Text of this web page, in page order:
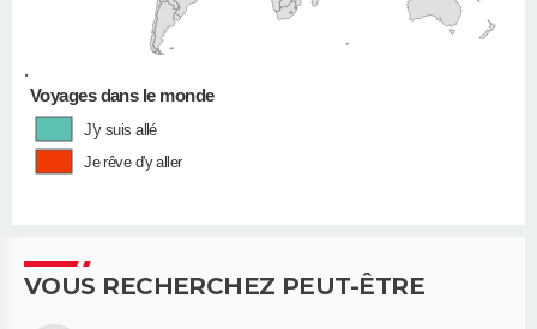
•
Voyages dans le monde
J'y suis allé
Je rêve d'y aller
VOUS RECHERCHEZ PEUT-ÊTRE